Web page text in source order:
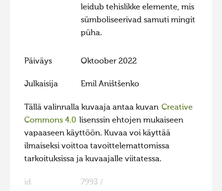
leidub tehislikke elemente, mis
sümboliseerivad samuti mingit
püha.
Päiväys Oktoober 2022
Julkaisija Emil Aništšenko
Tällä valinnalla kuvaaja antaa kuvan Creative
Commons 4.0 lisenssin ehtojen mukaiseen
vapaaseen käyttöön. Kuvaa voi käyttää
ilmaiseksi voittoa tavoittelemattomissa
tarkoituksissa ja kuvaajalle viitatessa.
id 7993 /